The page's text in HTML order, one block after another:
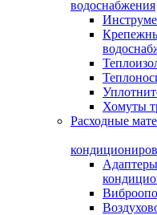
водоснабжения
Хомуты
Расходные